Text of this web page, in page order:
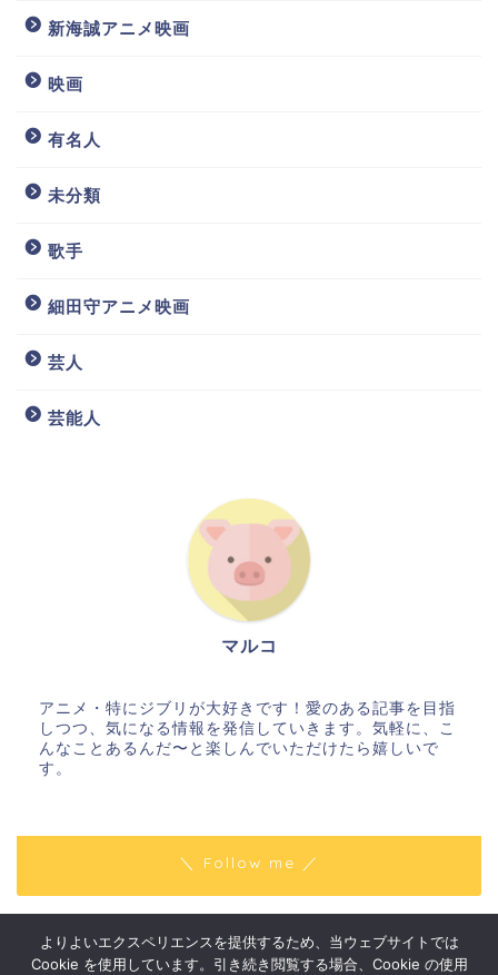
新海誠アニメ映画
映画
有名人
未分類
歌手
細田守アニメ映画
芸人
芸能人
マルコ
アニメ・特にジブリが大好きです！愛のある記事を目指
しつつ、気になる情報を発信していきます。気軽に、こ
んなことあるんだ〜と楽しんでいただけたら嬉しいで
す。
＼ Follow me ／
プライバシーポリシー 免責事項
よりよいエクスペリエンスを提供するため、当ウェブサイトでは
Cookie を使用しています。引き続き閲覧する場合、Cookie の使用